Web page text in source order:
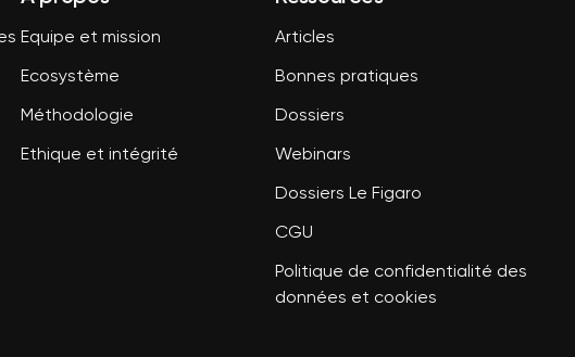
Equipe et mission
Ecosystème
Méthodologie
Ethique et intégrité
Articles
Bonnes pratiques
Dossiers
Webinars
Dossiers Le Figaro
CGU
Politique de confidentialité des
données et cookies